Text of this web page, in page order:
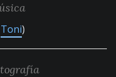
Toni)